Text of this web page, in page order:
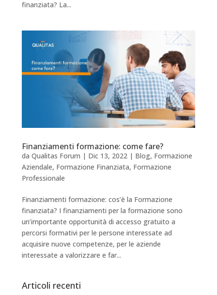
finanziata? La...
Finanziamenti formazione: come fare?
da Qualitas Forum | Dic 13, 2022| Blog, Formazione
Aziendale, Formazione Finanziata, Formazione
Professionale
Finanziamenti formazione: cos’è la Formazione
finanziata? I finanziamenti per la formazione sono
un’importante opportunità di accesso gratuito a
percorsi formativi per le persone interessate ad
acquisire nuove competenze, per le aziende
interessate a valorizzare e far...
Articoli recenti